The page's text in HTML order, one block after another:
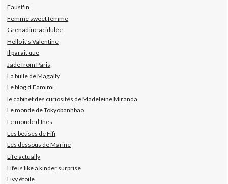
Faust'in
Femme sweet femme
Grenadine acidulée
Hello it's Valentine
Il parait que
Jade from Paris
La bulle de Magally
Le blog d'Eamimi
le cabinet des curiosités de Madeleine Miranda
Le monde de Tokyobanhbao
Le monde d'Ines
Les bêtises de Fifi
Les dessous de Marine
Life actually
Life is like a kinder surprise
Livy étoile